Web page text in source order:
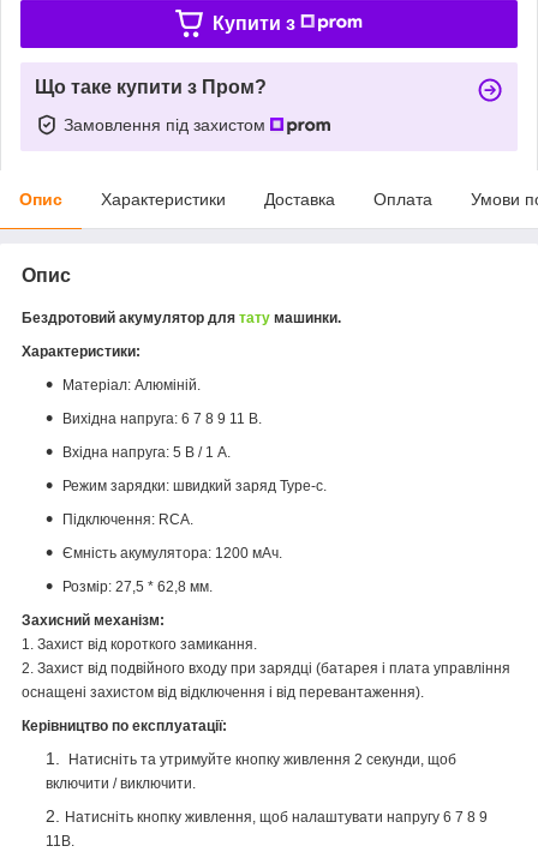
Купити з
Що таке купити з Пром?
Замовлення під захистом
Опис Характеристики Доставка Оплата Умови
Опис
Бездротовий акумулятор для тату машинки.
Характеристики:
Матеріал: Алюміній.
Вихідна напруга: 6 7 8 9 11 В.
Вхідна напруга: 5 В / 1 А.
Режим зарядки: швидкий заряд Type-c
Підключення: RCA.
Ємність акумулятора: 1200 мАч.
Розмір: 27,5 * 62,8 мм.
Захисний механізм:
1. Захист від короткого замикання.
2. Захист від подвійного входу при зарядці (батарея і плата управління
оснащені захистом від відключення і від перевантаження).
Керівництво по експлуатації:
Натисніть та утримуйте кнопку живлення 2 секунди, щоб
включити / виключити.
Натисніть кнопку живлення, щоб налаштувати напругу 6 7 8 9
11В.